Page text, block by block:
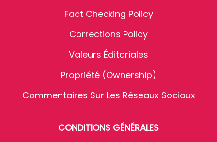
Fact Checking Policy
Corrections Policy
Valeurs Éditoriales
Propriété (Ownership)
Commentaires Sur Les Réseaux Sociaux
CONDITIONS GÉNÉRALES